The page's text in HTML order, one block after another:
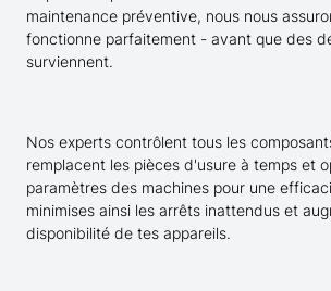
maintenance préventive, nous nous
fonctionne parfaitement - avant que des
surviennent.
Nos experts contrôlent tous les
remplacent les pièces d'usure à temps et
paramètres des machines pour une
minimises ainsi les arrêts inattendus et
disponibilité de tes appareils.